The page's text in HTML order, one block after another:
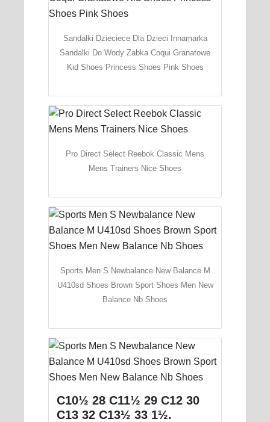
Sandalki Dzieciece Dla Dzieci Innamarka
Sandalki Do Wody Zabka Coqui Granatowe
Kid Shoes Princess Shoes Pink Shoes
Pro Direct Select Reebok Classic Mens
Mens Trainers Nice Shoes
Sports Men S Newbalance New Balance M
U410sd Shoes Brown Sport Shoes Men New
Balance Nb Shoes
C10½ 28 C11½ 29 C12 30
C13 32 C13½ 33 1½.